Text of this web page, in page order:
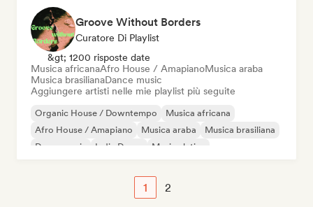
Groove Without Borders
Curatore Di Playlist
&gt; 1200 risposte date
Musica africanaAfro House / AmapianoMusica araba
Musica brasilianaDance music
Aggiungere artisti nelle mie playlist più seguite
Organic House / Downtempo
Musica africana
Afro House / Amapiano
Musica araba
Musica brasiliana
Dance music
Indie Dance Musica latina
1 2